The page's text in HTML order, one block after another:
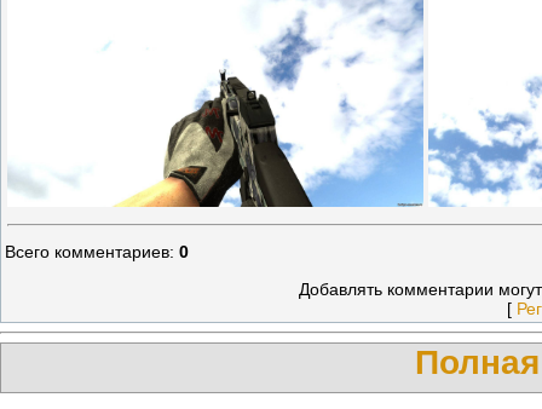
Всего комментариев: 0
Добавлять комментарии
[